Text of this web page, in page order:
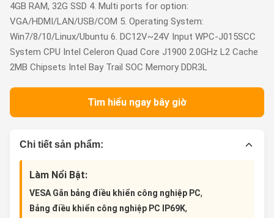
4GB RAM, 32G SSD 4. Multi ports for option:
VGA/HDMI/LAN/USB/COM 5. Operating System:
Win7/8/10/Linux/Ubuntu 6. DC12V~24V Input WPC-J015SCC
System CPU Intel Celeron Quad Core J1900 2.0GHz L2 Cache
2MB Chipsets Intel Bay Trail SOC Memory DDR3L
Tìm hiểu ngay bây giờ
Chi tiết sản phẩm:
Làm Nổi Bật:
VESA Gắn bảng điều khiển công nghiệp PC,
Bảng điều khiển công nghiệp PC IP69K,